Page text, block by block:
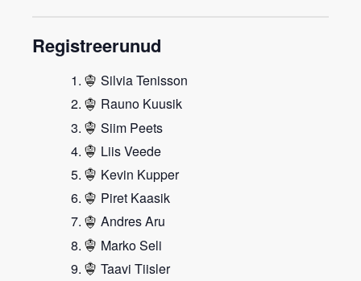
Registreerunud
Silvia Tenisson
Rauno Kuusik
Siim Peets
Liis Veede
Kevin Kupper
Piret Kaasik
Andres Aru
Marko Seli
Taavi Tiisler